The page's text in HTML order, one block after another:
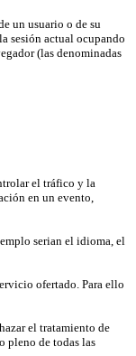
un usuario o de su
sesión actual ocupando
(las denominadas
el tráfico y la
en un evento,
serian el idioma, el
ofertado. Para ello
el tratamiento de
pleno de todas las